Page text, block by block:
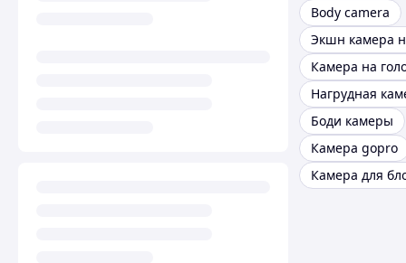
Body camera
Экшн камера
Камера на
Боди камеры
Камера gopro
Камера для